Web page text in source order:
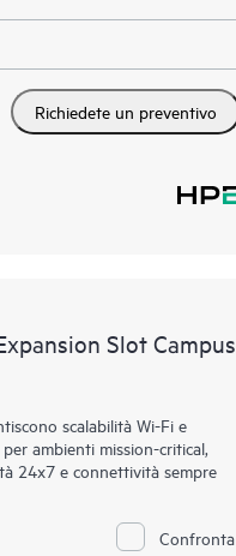
Richiedete un preventivo
Slot Campus
scalabilità Wi-Fi e
ambienti mission-critical,
24x7 e connettività sempre
Confronta